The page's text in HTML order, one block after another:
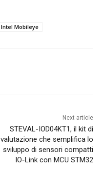
Intel Mobileye
Next article
STEVAL-IOD04KT1, il kit di
valutazione che semplifica lo
sviluppo di sensori compatti
IO-Link con MCU STM32